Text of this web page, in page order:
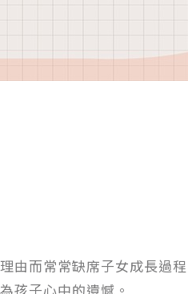
由而常常缺席子女成長過
孩子心中的遺憾。